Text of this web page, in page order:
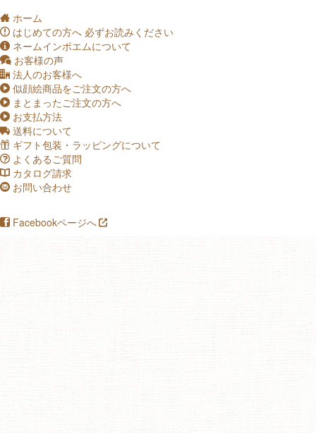
q ホーム
a はじめての方へ 必ずお読みください
c ネームインポエムについて
o お客様の声
s 法人のお客様へ
p 似顔絵商品をご注文の方へ
p まとまったご注文の方へ
p お支払方法
t 送料について
f ギフト包装・ラッピングについて
u よくあるご質問
_ カタログ請求
v お問い合わせ
i Facebookページへ !